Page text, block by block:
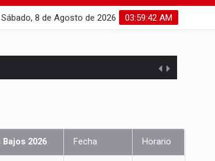
03:59:43 AM
Sábado, 8 de Agosto de 2026
Bajos 2026 Fecha Horario